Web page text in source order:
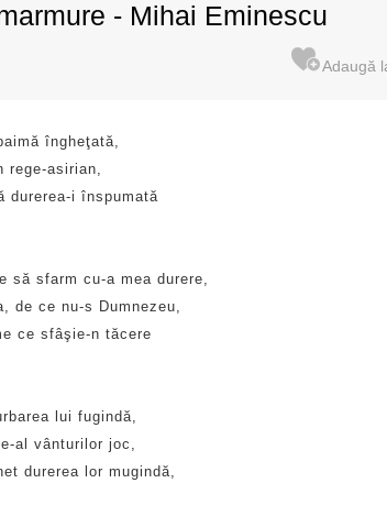
- Mihai Eminescu
îngheţată,
rege-asirian,
durerea-i înspumată
să sfarm cu-a mea durere,
de ce nu-s Dumnezeu,
ce sfâşie-n tăcere
lui fugindă,
al vânturilor joc,
durerea lor mugindă,